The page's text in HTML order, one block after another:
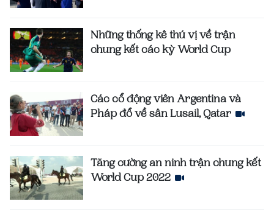
Những thống kê thú vị về trận
chung kết các kỳ World Cup
Các cổ động viên Argentina và
Pháp đổ về sân Lusail, Qatar
Tăng cường an ninh trận chung kết
World Cup 2022